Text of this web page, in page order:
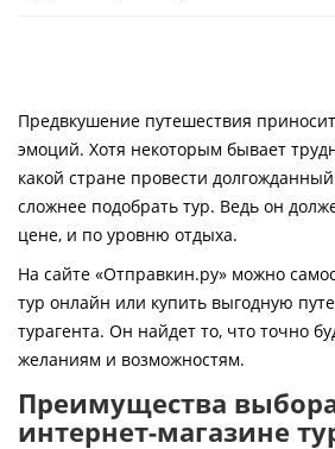
Страны
Как купить
Контакты
Предвкушение путешествия
эмоций. Хотя некоторым бывает
какой стране провести
сложнее подобрать тур. Ведь он
цене, и по уровню отдыха.
На сайте «Отправкин.ру» можно
тур онлайн или купить выгодную
турагента. Он найдет то, что точно
желаниям и возможностям.
Преимущества
интернет-магазине